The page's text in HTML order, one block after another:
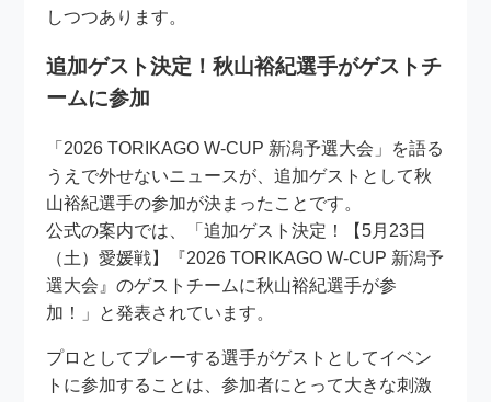
しつつあります。
追加ゲスト決定！秋山裕紀選手がゲストチ
ームに参加
「2026 TORIKAGO W-CUP 新潟予選大会」を語る
うえで外せないニュースが、追加ゲストとして秋
山裕紀選手の参加が決まったことです。
公式の案内では、「追加ゲスト決定！【5月23日
（土）愛媛戦】『2026 TORIKAGO W-CUP 新潟予
選大会』のゲストチームに秋山裕紀選手が参
加！」と発表されています。
プロとしてプレーする選手がゲストとしてイベン
トに参加することは、参加者にとって大きな刺激